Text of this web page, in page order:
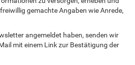
gemachte Angaben wie Anrede,
angemeldet haben, senden wir
mit einem Link zur Bestätigung der